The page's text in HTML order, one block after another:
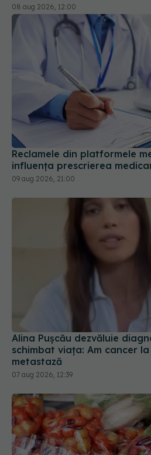
08 aug 2026, 12:00
Reclamele din platformele
influența prescrierea
09 aug 2026, 21:00
Alina Pușcău dezvăluie
schimbat viața: Am cancer
metastază
07 aug 2026, 12:39